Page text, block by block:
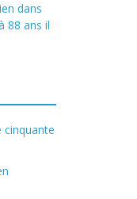
dans
88 ans il
cinquante